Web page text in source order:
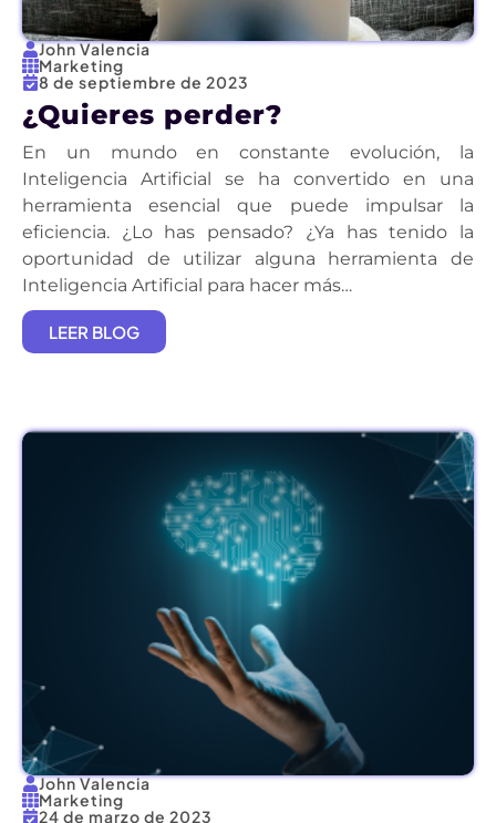
John Valencia
Marketing
8 de septiembre de 2023
¿Quieres perder?
En un mundo en constante evolución, la
Inteligencia Artificial se ha convertido en una
herramienta esencial que puede impulsar la
eficiencia. ¿Lo has pensado? ¿Ya has tenido la
oportunidad de utilizar alguna herramienta de
Inteligencia Artificial para hacer más…
LEER BLOG
John Valencia
Marketing
24 de marzo de 2023